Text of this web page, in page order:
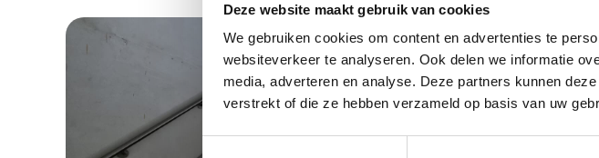
Deze website maakt gebruik van cookies
We gebruiken cookies om content en advertenties te
websiteverkeer te analyseren. Ook delen we informatie
media, adverteren en analyse. Deze partners kunnen
verstrekt of die ze hebben verzameld op basis van uw